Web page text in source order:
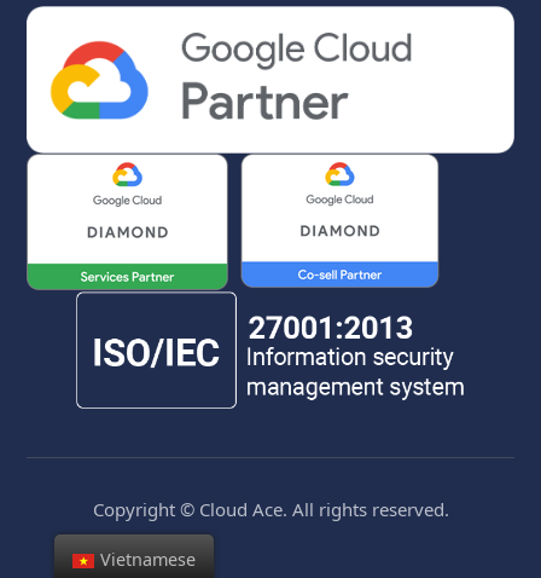
Copyright © Cloud Ace. All rights reserved.
Vietnamese